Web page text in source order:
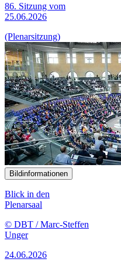
86. Sitzung vom
25.06.2026
(Plenarsitzung)
Bildinformationen
Blick in den
Plenarsaal
© DBT / Marc-Steffen
Unger
24.06.2026